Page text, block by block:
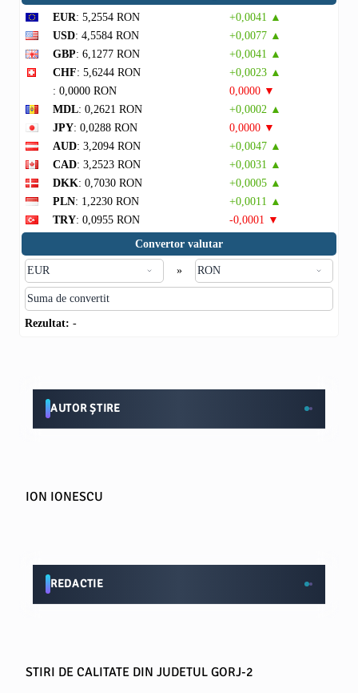
EUR: 5,2554 RON
+0,0041 ▲
USD: 4,5584 RON
+0,0077 ▲
GBP: 6,1277 RON
+0,0041 ▲
CHF: 5,6244 RON
+0,0023 ▲
: 0,0000 RON
0,0000 ▼
MDL: 0,2621 RON
+0,0002 ▲
JPY: 0,0288 RON
0,0000 ▼
AUD: 3,2094 RON
+0,0047 ▲
CAD: 3,2523 RON
+0,0031 ▲
DKK: 0,7030 RON
+0,0005 ▲
PLN: 1,2230 RON
+0,0011 ▲
TRY: 0,0955 RON
-0,0001 ▼
Convertor valutar
»
Rezultat: -
AUTOR ȘTIRE
ION IONESCU
REDACTIE
STIRI DE CALITATE DIN JUDETUL GORJ-2